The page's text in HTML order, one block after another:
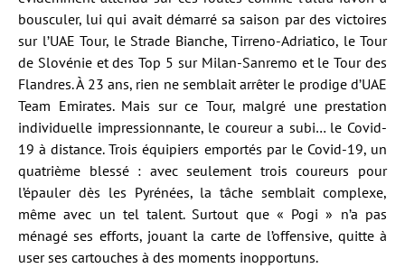
bousculer, lui qui avait démarré sa saison par des victoires
sur l’UAE Tour, le Strade Bianche, Tirreno-Adriatico, le Tour
de Slovénie et des Top 5 sur Milan-Sanremo et le Tour des
Flandres. À 23 ans, rien ne semblait arrêter le prodige d’UAE
Team Emirates. Mais sur ce Tour, malgré une prestation
individuelle impressionnante, le coureur a subi… le Covid-
19 à distance. Trois équipiers emportés par le Covid-19, un
quatrième blessé : avec seulement trois coureurs pour
l’épauler dès les Pyrénées, la tâche semblait complexe,
même avec un tel talent. Surtout que « Pogi » n’a pas
ménagé ses efforts, jouant la carte de l’offensive, quitte à
user ses cartouches à des moments inopportuns.